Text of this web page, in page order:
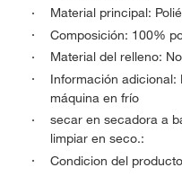
Material principal:
Composición: 100%
Material del relleno:
Información adicional:
máquina en frío
secar en secadora a
limpiar en seco.:
Condicion del